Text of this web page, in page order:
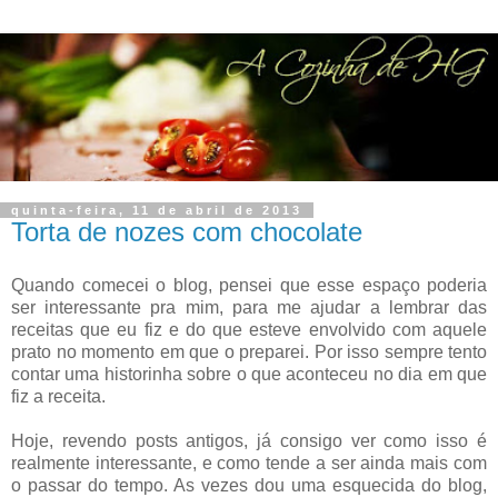
quinta-feira, 11 de abril de 2013
Torta de nozes com chocolate
Quando comecei o blog, pensei que esse espaço poderia
ser interessante pra mim, para me ajudar a lembrar das
receitas que eu fiz e do que esteve envolvido com aquele
prato no momento em que o preparei. Por isso sempre tento
contar uma historinha sobre o que aconteceu no dia em que
fiz a receita.
Hoje, revendo posts antigos, já consigo ver como isso é
realmente interessante, e como tende a ser ainda mais com
o passar do tempo. As vezes dou uma esquecida do blog,